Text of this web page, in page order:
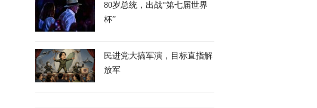
80岁总统，出战“第七届世界
杯”
民进党大搞军演，目标直指解
放军